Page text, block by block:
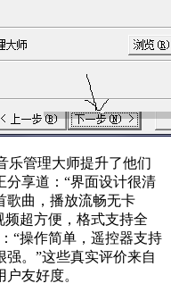
乐管理大师提升了他们
分享道：“界面设计很清
歌曲，播放流畅无卡
频超方便，格式支持全
“操作简单，遥控器支持
。”这些真实评价来自
友好度。